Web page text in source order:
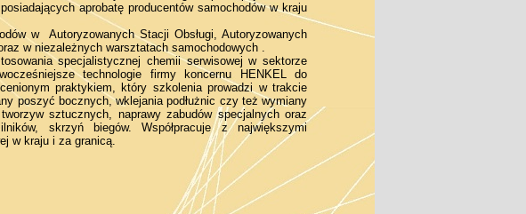
aprobatę producentów samochodów w kraju
w Autoryzowanych Stacji Obsługi, Autoryzowanych
w niezależnych warsztatach samochodowych .
specjalistycznej chemii serwisowej w sektorze
technologie firmy koncernu HENKEL do
praktykiem, który szkolenia prowadzi w trakcie
poszyć bocznych, wklejania podłużnic czy też wymiany
sztucznych, naprawy zabudów specjalnych oraz
skrzyń biegów. Współpracuje z największymi
w kraju i za granicą.